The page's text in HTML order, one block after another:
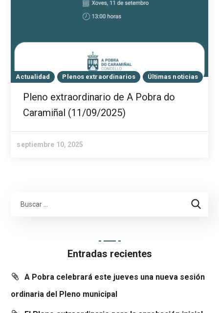
Actualidad Plenos extraordinarios Últimas noticias
Pleno extraordinario de A Pobra do
Caramiñal (11/09/2025)
septiembre 10, 2025
Entradas recientes
A Pobra celebrará este jueves una nueva sesión
ordinaria del Pleno municipal